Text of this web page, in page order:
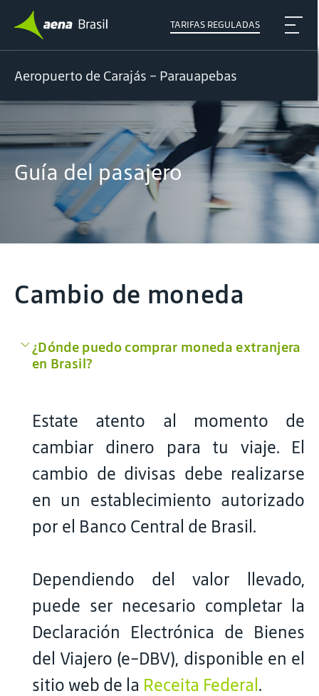
TARIFAS REGULADAS
Aeropuerto de Carajás – Parauapebas
Guía del pasajero
Cambio de moneda
¿Dónde puedo comprar moneda extranjera
en Brasil?
Estate atento al momento de
cambiar dinero para tu viaje. El
cambio de divisas debe realizarse
en un establecimiento autorizado
por el Banco Central de Brasil.
Dependiendo del valor llevado,
puede ser necesario completar la
Declaración Electrónica de Bienes
del Viajero (e-DBV), disponible en el
sitio web de la Receita Federal .